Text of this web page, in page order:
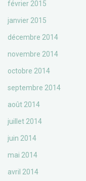
février 2015
janvier 2015
décembre 2014
novembre 2014
octobre 2014
septembre 2014
août 2014
juillet 2014
juin 2014
mai 2014
avril 2014